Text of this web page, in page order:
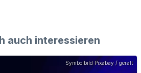
auch interessieren
Symbolbild Pixabay / geralt